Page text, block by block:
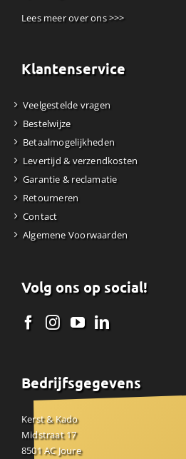
Lees meer over ons >>>
Klantenservice
Veelgestelde vragen
Bestelwijze
Betaalmogelijkheden
Levertijd & verzendkosten
Garantie & reclamatie
Retourneren
Contact
Algemene Voorwaarden
Volg ons op social!
Bedrijfsgegevens
Kerst & Kado
Midstraat 17
8501 AC Joure